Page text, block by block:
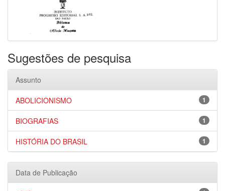
Sugestões de pesquisa
Assunto
1
ABOLICIONISMO
1
BIOGRAFIAS
1
HISTÓRIA DO BRASIL
Data de Publicação